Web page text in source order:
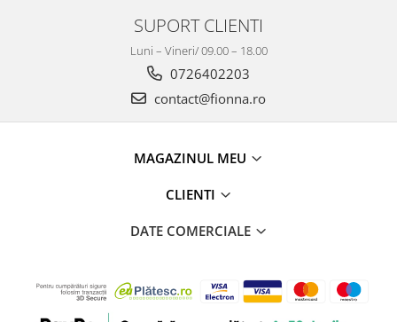
SUPORT CLIENTI
Luni – Vineri/ 09.00 – 18.00
0726402203
contact@fionna.ro
MAGAZINUL MEU
CLIENTI
DATE COMERCIALE